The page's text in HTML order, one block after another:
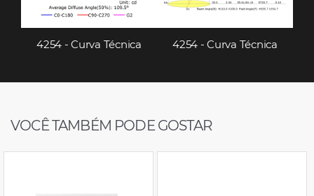
4254 - Curva Técnica 4254 - Curva Técnica
VOCÊ TAMBÉM PODE GOSTAR